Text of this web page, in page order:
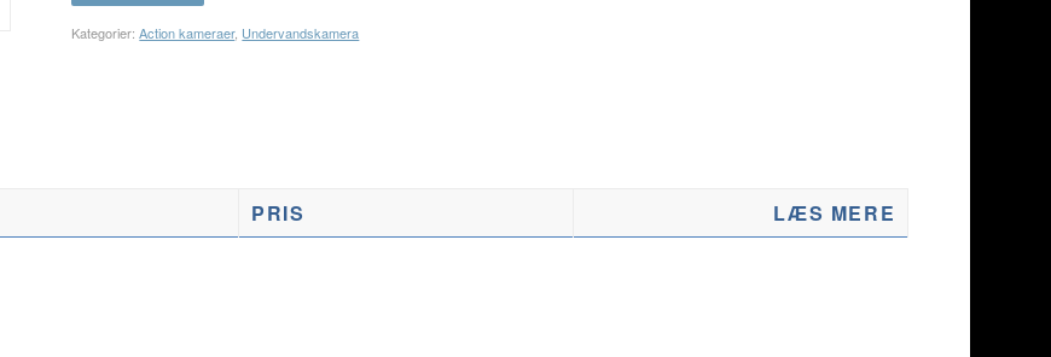
Kategorier:Action kameraer, Undervandskamera
PRIS LÆS MERE